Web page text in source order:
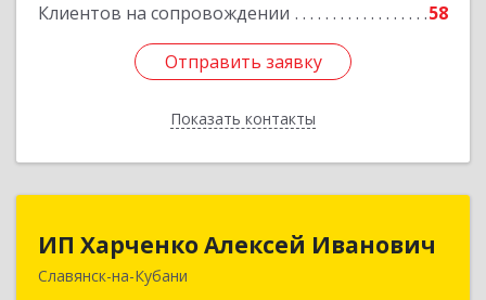
Клиентов на сопровождении 58
Отправить заявку
Показать контакты
Отправить заявку
Назад
ИП Харченко Алексей Иванович
Славянск-на-Кубани
ИП Харченко Алексей Иванович
353 579, Краснодарский край, ст.Петровская,